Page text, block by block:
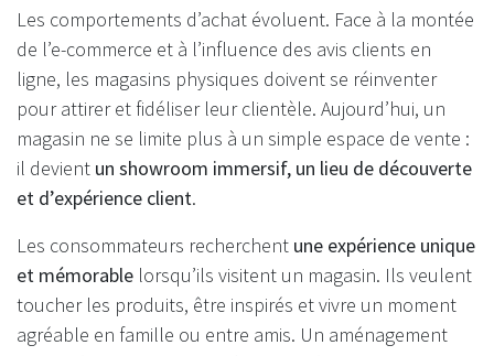
Les comportements d’achat évoluent. Face à la montée
de l’e-commerce et à l’influence des avis clients en
ligne, les magasins physiques doivent se réinventer
pour attirer et fidéliser leur clientèle. Aujourd’hui, un
magasin ne se limite plus à un simple espace de vente :
il devient un showroom immersif, un lieu de découverte
et d’expérience client.
Les consommateurs recherchent une expérience unique
et mémorable lorsqu’ils visitent un magasin. Ils veulent
toucher les produits, être inspirés et vivre un moment
agréable en famille ou entre amis. Un aménagement